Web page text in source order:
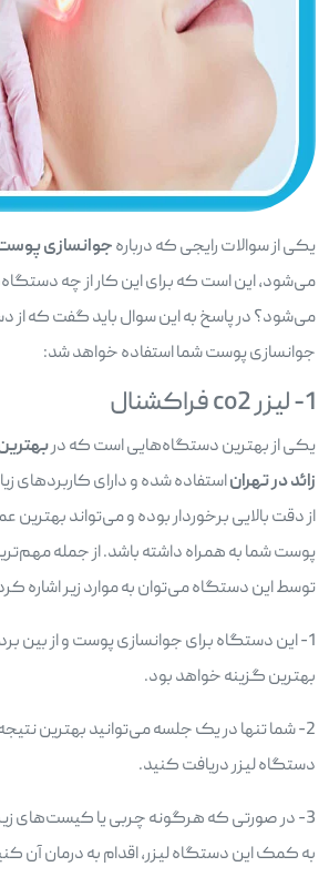
یکی از سوالات رایجی که دربارهجوانسازی پوست
می‌شود، این است که برای این کار از چه
می‌شود؟ در پاسخ به این سوال باید گفت که از
جوانسازی پوست شما استفاده خواهد شد:
1- لیزر co2 فراکشنال
یکی از بهترین دستگاه‌هایی است که در
زائد در تهراناستفاده شده و دارای کاربردهای
از دقت بالایی برخوردار بوده و می‌تواند بهترین
پوست شما به همراه داشته باشد. از جمله
توسط این دستگاه می‌توان به موارد زیر اشاره
1- این دستگاه برای جوانسازی پوست و از بین
بهترین گزینه خواهد بود.
2- شما تنها در یک جلسه می‌توانید بهترین
دستگاه لیزر دریافت کنید.
3- در صورتی که هرگونه چربی یا کیست‌های
به کمک این دستگاه لیزر، اقدام به درمان آن